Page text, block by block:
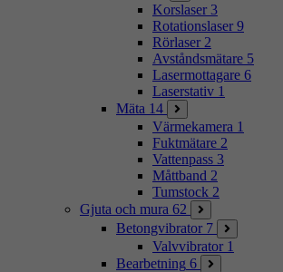
Korslaser 3
Rotationslaser 9
Rörlaser 2
Avståndsmätare 5
Lasermottagare 6
Laserstativ 1
Mäta 14
Värmekamera 1
Fuktmätare 2
Vattenpass 3
Måttband 2
Tumstock 2
Gjuta och mura 62
Betongvibrator 7
Valvvibrator 1
Bearbetning 6